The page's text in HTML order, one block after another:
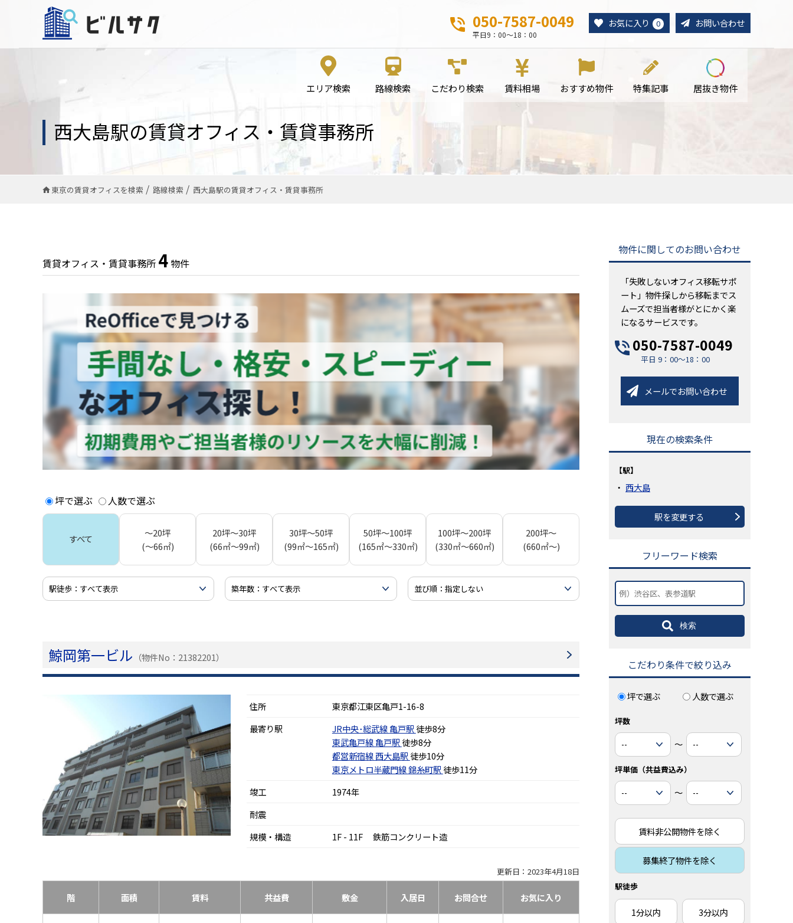
050-7587-0049
平日9：00～18：00
お気に入り 0 お問い合わせ
エリア検索 路線検索 こだわり検索 賃料相場 おすすめ物件 特集記事 居抜き物件
西大島駅の賃貸オフィス・賃貸事務所
東京の賃貸オフィスを検索 路線検索 西大島駅の賃貸オフィス・賃貸事務所
賃貸オフィス・賃貸事務所 4 物件
坪で選ぶ 人数で選ぶ
すべて
～20坪
(～66㎡)
20坪～30坪
(66㎡～99㎡)
30坪～50坪
(99㎡～165㎡)
50坪～100坪
(165㎡～330㎡)
100坪～200坪
(330㎡～660㎡)
200坪～
(660㎡～)
鯨岡第一ビル （物件No：21382201）
住所
東京都江東区亀戸1-16-8
最寄り駅
JR中央･総武線亀戸駅 徒歩8分
東武亀戸線亀戸駅 徒歩8分
都営新宿線西大島駅 徒歩10分
東京メトロ半蔵門線錦糸町駅 徒歩11分
竣工
1974年
耐震
規模・構造
1F - 11F 鉄筋コンクリート造
更新日：2023年4月18日
階 面積 賃料 共益費 敷金 入居日 お問合せ お気に入り
物件に関してのお問い合わせ
「失敗しないオフィス移転サポ
ート」物件探しから移転までス
ムーズで担当者様がとにかく楽
になるサービスです。
050-7587-0049
平日 9：00～18：00
メールでお問い合わせ
現在の検索条件
【駅】
西大島
駅を変更する
フリーワード検索
検索
こだわり条件で絞り込み
坪で選ぶ 人数で選ぶ
坪数
～
坪単価（共益費込み）
～
賃料非公開物件を除く
募集終了物件を除く
駅徒歩
1分以内 3分以内